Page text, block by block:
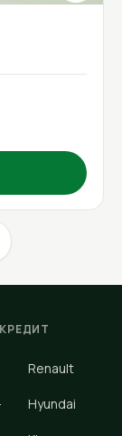
Renault
Hyundai